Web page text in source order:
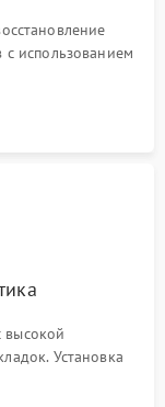
использованием
микросхемы
USB
высокой
Установка